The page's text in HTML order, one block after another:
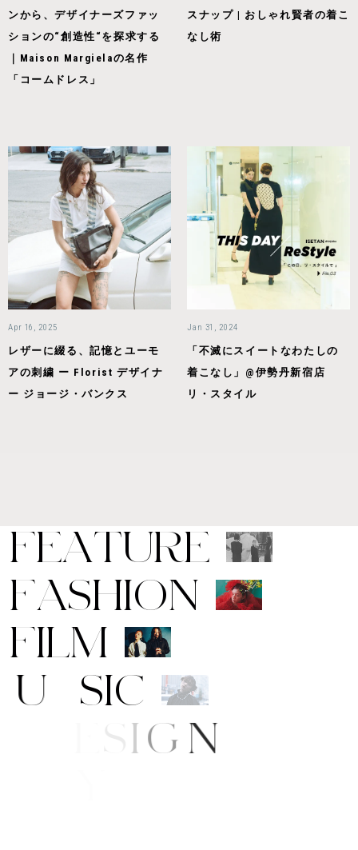
ンから、デザイナーズファッ
ションの“創造性“を探求する
｜Maison Margielaの名作
「コームドレス」
スナップ | おしゃれ賢者の着こ
なし術
Apr 16, 2025
レザーに綴る、記憶とユーモ
アの刺繍 ー Florist デザイナ
ー ジョージ・バンクス
Jan 31, 2024
「不滅にスイートなわたしの
着こなし」@伊勢丹新宿店
リ・スタイル
FEATURE
FASHION
FILM
M
SIC
DE SIG